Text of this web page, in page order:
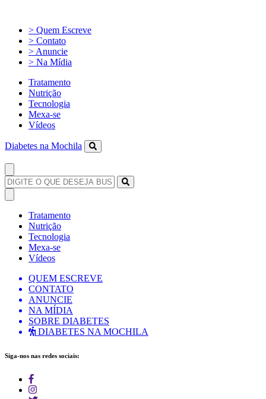
> Quem Escreve
> Contato
> Anuncie
> Na Mídia
Tratamento
Nutrição
Tecnologia
Mexa-se
Vídeos
Diabetes na Mochila
Tratamento
Nutrição
Tecnologia
Mexa-se
Vídeos
QUEM ESCREVE
CONTATO
ANUNCIE
NA MÍDIA
SOBRE DIABETES
DIABETES NA MOCHILA
Siga-nos nas redes sociais: